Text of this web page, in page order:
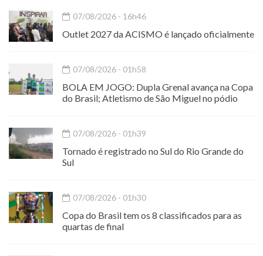
07/08/2026 - 16h46
Outlet 2027 da ACISMO é lançado oficialmente
07/08/2026 - 01h58
BOLA EM JOGO: Dupla Grenal avança na Copa
do Brasil; Atletismo de São Miguel no pódio
07/08/2026 - 01h39
Tornado é registrado no Sul do Rio Grande do
Sul
07/08/2026 - 01h30
Copa do Brasil tem os 8 classificados para as
quartas de final